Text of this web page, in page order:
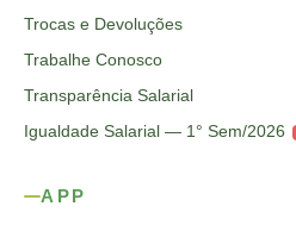
Trocas e Devoluções
Trabalhe Conosco
Transparência Salarial
Igualdade Salarial — 1° Sem/2026
APP